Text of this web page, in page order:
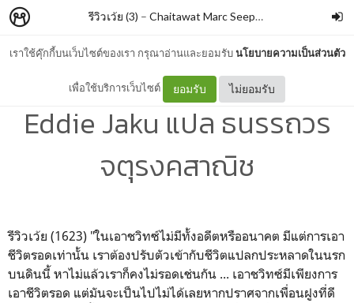
เราใช้คุ๊กกี้บนเว็บไซต์ของเรา กรุณาอ่านและยอมรับนโยบายความเป็นส่วนตัว
เพื่อใช้บริการเว็บไซต์ ยอมรับ ไม่ยอมรับ
รีวิวเว้ย (3) – Chaitawat Marc Seephongsai
ชายผู้มีความสุขที่สุดในโลก By
Eddie Jaku แปล ธนรรถวร
จตุรงคสาณิช
รีวิวเว้ย (1623) "ในเอาชวิทซ์ไม่มีทั้งอดีตหรืออนาคต มีแต่การเอา
ชีวิตรอดเท่านั้น เราต้องปรับตัวเข้ากับชีวิตแปลกประหลาดในนรก
บนดินนี้ หาไม่แล้วเราก็คงไม่รอดเช่นกัน ... เอาชวิทซ์มีเพียงการ
เอาชีวิตรอด แต่มันจะเป็นไปไม่ได้เลยหากปราศจากเพื่อนฝูงที่ดี